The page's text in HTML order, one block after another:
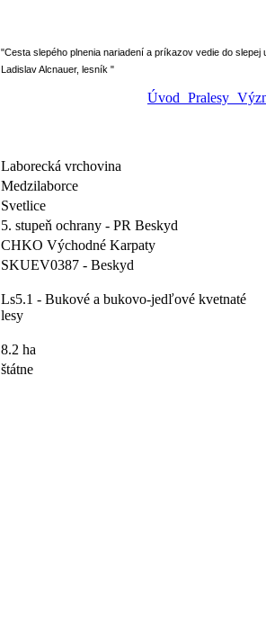
" Cesta slepého plnenia nariadení a príkazov vedie do
Ladislav Alcnauer, lesník "
Úvod Pralesy
Laborecká vrchovina
Medzilaborce
Svetlice
5. stupeň ochrany - PR Beskyd
CHKO Východné Karpaty
SKUEV0387 - Beskyd
Ls5.1 - Bukové a bukovo-jedľové kvetnaté
lesy
8.2 ha
štátne